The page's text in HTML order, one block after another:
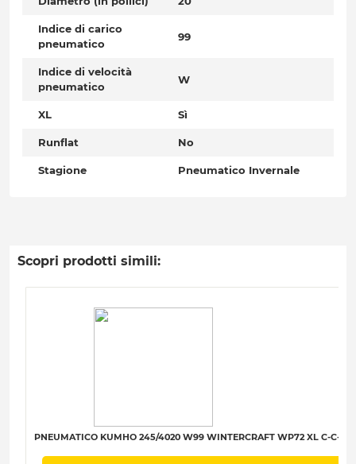
Indice di carico
pneumatico
99
Indice di velocità
pneumatico
W
XL Sì
Runflat No
Stagione Pneumatico Invernale
Scopri prodotti simili:
PNEUMATICO KUMHO 245/4020 W99 WINTERCRAFT WP72 XL C-C-B-